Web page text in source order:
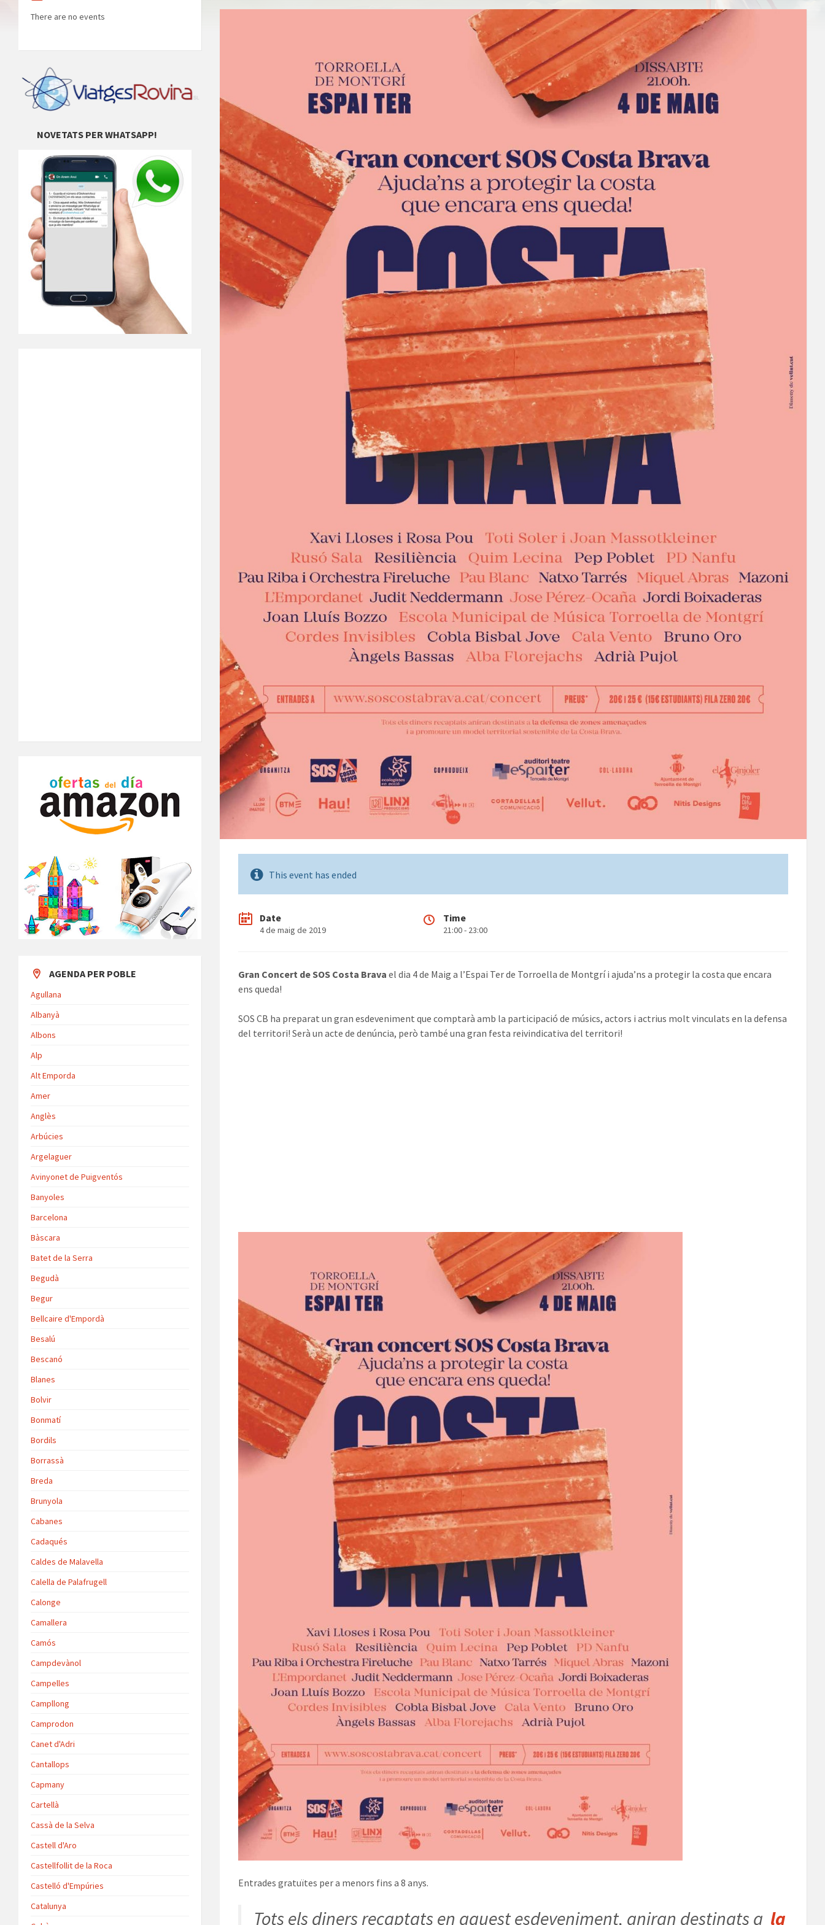
This event has ended
Date
4 de maig de 2019
Time
21:00 - 23:00
Gran Concert de SOS Costa Brava el dia 4 de Maig a l’Espai Ter de Torroella de Montgrí i ajuda’ns a protegir la costa que encara
ens queda!
SOS CB ha preparat un gran esdeveniment que comptarà amb la participació de músics, actors i actrius molt vinculats en la defensa
del territori! Serà un acte de denúncia, però també una gran festa reivindicativa del territori!
Entrades gratuïtes per a menors fins a 8 anys.
Tots els diners recaptats en aquest esdeveniment, aniran destinats a la
There are no events
NOVETATS PER WHATSAPP!
AGENDA PER POBLE
Agullana
Albanyà
Albons
Alp
Alt Emporda
Amer
Anglès
Arbúcies
Argelaguer
Avinyonet de Puigventós
Banyoles
Barcelona
Bàscara
Batet de la Serra
Begudà
Begur
Bellcaire d'Empordà
Besalú
Bescanó
Blanes
Bolvir
Bonmatí
Bordils
Borrassà
Breda
Brunyola
Cabanes
Cadaqués
Caldes de Malavella
Calella de Palafrugell
Calonge
Camallera
Camós
Campdevànol
Campelles
Campllong
Camprodon
Canet d'Adri
Cantallops
Capmany
Cartellà
Cassà de la Selva
Castell d'Aro
Castellfollit de la Roca
Castelló d'Empúries
Catalunya